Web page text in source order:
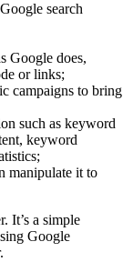
search
Google does,
or links;
campaigns to bring
such as keyword
keyword
manipulate it to
It’s a simple
Google